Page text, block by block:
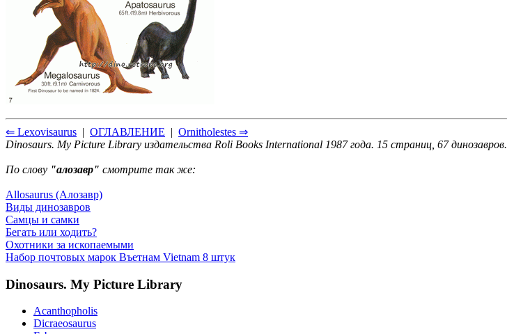
⇐ Lexovisaurus | ОГЛАВЛЕНИЕ | Ornitholestes ⇒
Dinosaurs. My Picture Library издательства Roli Books International 1987 года. 15 страниц, 67 динозавров.
По слову "алозавр" смотрите так же:
Allosaurus (Алозавр)
Виды динозавров
Самцы и самки
Бегать или ходить?
Охотники за ископаемыми
Набор почтовых марок Въетнам Vietnam 8 штук
Dinosaurs. My Picture Library
Acanthopholis
Dicraeosaurus